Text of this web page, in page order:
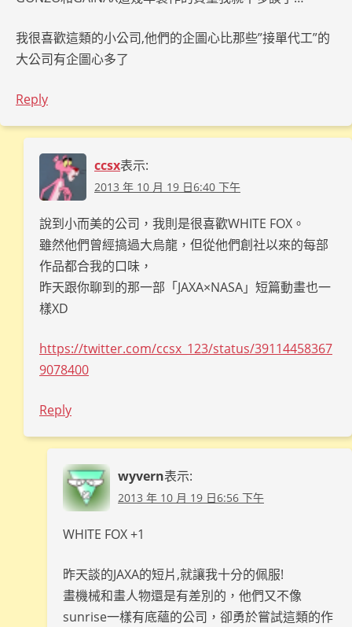
我很喜歡這類的小公司,他們的企圖心比那些”接單代工”的
大公司有企圖心多了
Reply
ccsx表示:
2013 年 10 月 19 日6:40 下午
說到小而美的公司，我則是很喜歡WHITE FOX。
雖然他們曾經搞過大烏龍，但從他們創社以來的每部
作品都合我的口味，
昨天跟你聊到的那一部「JAXA×NASA」短篇動畫也一
樣XD
https://twitter.com/ccsx_123/status/39114458367
9078400
Reply
wyvern表示:
2013 年 10 月 19 日6:56 下午
WHITE FOX +1
昨天談的JAXA的短片,就讓我十分的佩服!
畫機械和畫人物還是有差別的，他們又不像
sunrise一樣有底蘊的公司，卻勇於嘗試這類的作